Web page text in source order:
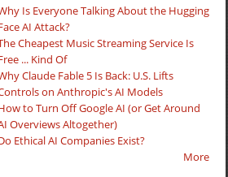
Is Everyone Talking About the Hugging
AI Attack?
Cheapest Music Streaming Service Is
... Kind Of
Claude Fable 5 Is Back: U.S. Lifts
on Anthropic's AI Models
to Turn Off Google AI (or Get Around
Overviews Altogether)
Ethical AI Companies Exist?
More